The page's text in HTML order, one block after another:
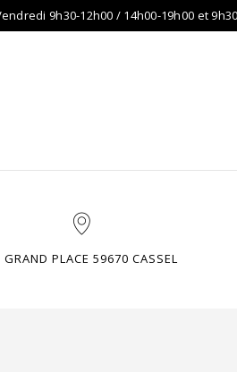
9h30-12h00 / 14h00-19h00 et
GRAND PLACE 59670 CASSEL